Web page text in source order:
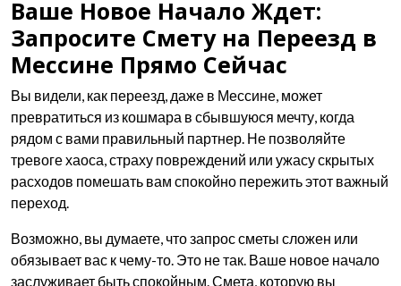
Ваше Новое Начало Ждет:
Запросите Смету на Переезд в
Мессине Прямо Сейчас
Вы видели, как переезд, даже в Мессине, может
превратиться из кошмара в сбывшуюся мечту, когда
рядом с вами правильный партнер. Не позволяйте
тревоге хаоса, страху повреждений или ужасу скрытых
расходов помешать вам спокойно пережить этот важный
переход.
Возможно, вы думаете, что запрос сметы сложен или
обязывает вас к чему-то. Это не так. Ваше новое начало
заслуживает быть спокойным. Смета, которую вы